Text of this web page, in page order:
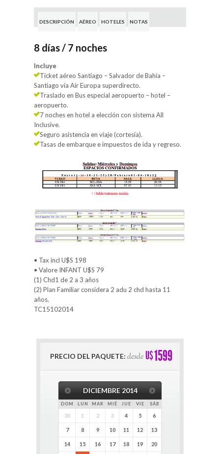
DESCRIPCIÓN AÉREO HOTELES NOTAS
8 días / 7 noches
Incluye
Ticket aéreo Santiago – Salvador de Bahía –
Santiago vía Air Europa superdirecto.
Traslado en Bus especial aeropuerto – hotel –
aeropuerto.
7 noches en hotel a elección con sistema All
Inclusive.
Seguro asistencia en viaje (cortesía).
Tasas de embarque e impuestos de ida y regreso.
• Tax incl U$S 198
• Valore INFANT U$S 79
(1) Chd1 de 2 a 3 años
(2) Plan Familiar considera 2 adu 2 chd hasta 11
años.
TC15102014
PRECIO DEL PAQUETE: desde U$1599
DICIEMBRE 2014
DOM LUN MAR MIÉ JUE VIE SÁB
30 1 2 3 4 5 6
7 8 9 10 11 12 13
14 15 16 17 18 19 20